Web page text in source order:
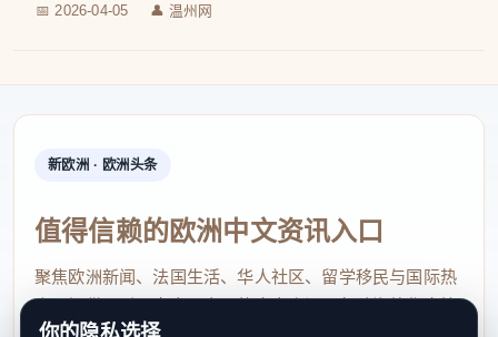
📅 2026-04-05 👤 温州网
新欧洲 · 欧洲头条
值得信赖的欧洲中文资讯入口
聚焦欧洲新闻、法国生活、华人社区、留学移民与国际热
点，提供及时、真实、实用的中文资讯，帮助海外华人快
你的隐私选择